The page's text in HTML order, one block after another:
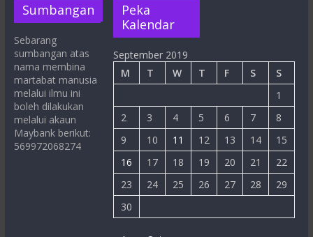
Sumbangan
Sebarang
sumbangan atas
nama membina
martabat manusia
melalui ilmu ini
boleh dilakukan
melalui akaun
Maybank berikut:
569972068274
Peka
Kalendar
September 2019
M
T W T F S
S
1
2
3 4 5 6 7
8
9
10 11 12 13 14
15
16
17 18 19 20 21
22
23
24 25 26 27 28
29
30